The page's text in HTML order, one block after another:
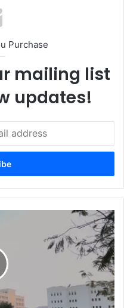
Purchase
mailing list
updates!